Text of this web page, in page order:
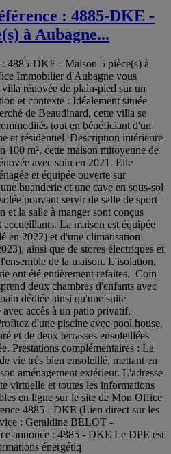
: 4885-DKE -
à Aubagne...
4885-DKE - Maison 5 pièce(s) à
Immobilier d'Aubagne vous
villa rénovée de plain-pied sur un
et contexte : Idéalement située
de Beaudinard, cette villa se
tout en bénéficiant d'un
et résidentiel. Description intérieure
100 m², cette maison mitoyenne de
avec soin en 2021. Elle
et équipée ouverte sur
buanderie et une cave en sous-sol
pouvant servir de salle de sport
et la salle à manger sont conçus
La maison est équipée
en 2022) et d'une climatisation
ainsi que de stores électriques et
de la maison. L'isolation,
ont été entièrement refaites. Coin
deux chambres d'enfants avec
dédiée ainsi qu'une suite
avec accès à un patio privatif.
d'une piscine avec pool house,
et de deux terrasses ensoleillées
Prestations complémentaires : La
vie très bien ensoleillé, mettant en
aménagement extérieur. L'adresse
virtuelle et toutes les informations
en ligne sur le site de Mon Office
4885 - DKE (Lien direct sur les
: Geraldine BELOT -
annonce : 4885 - DKE Le DPE est
énergétiq